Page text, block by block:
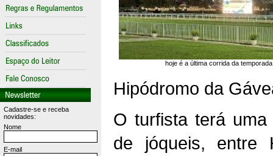
Cadastre-se e receba
novidades:
Nome
E-mail
hoje é a última corrida da
Hipódromo da
O turfista terá
de jóqueis, entre